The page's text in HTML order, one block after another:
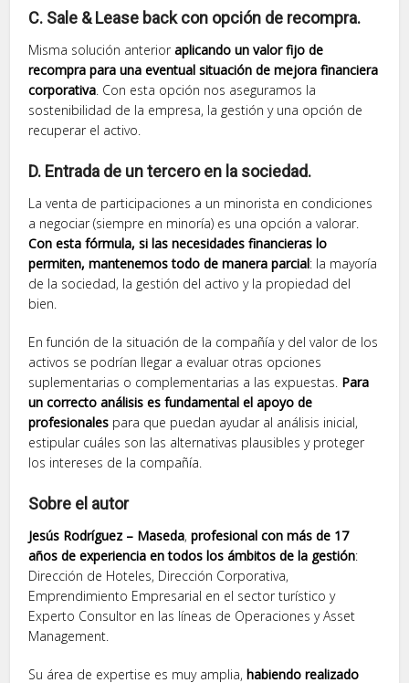
C. Sale & Lease back con opción de recompra.
Misma solución anterioraplicando un valor fijo de
recompra para una eventual situación de mejora financiera
corporativa . Con esta opción nos aseguramos la
sostenibilidad de la empresa, la gestión y una opción de
recuperar el activo.
D. Entrada de un tercero en la sociedad.
La venta de participaciones a un minorista en condiciones
a negociar (siempre en minoría) es una opción a valorar.
Con esta fórmula, si las necesidades financieras lo
permiten, mantenemos todo de manera parcial: la mayoría
de la sociedad, la gestión del activo y la propiedad del
bien.
En función de la situación de la compañía y del valor de los
activos se podrían llegar a evaluar otras opciones
suplementarias o complementarias a las expuestas. Para
un correcto análisis es fundamental el apoyo de
profesionales para que puedan ayudar al análisis inicial,
estipular cuáles son las alternativas plausibles y proteger
los intereses de la compañía.
Sobre el autor
Jesús Rodríguez – Maseda,profesional con más de 17
años de experiencia en todos los ámbitos de la gestión:
Dirección de Hoteles, Dirección Corporativa,
Emprendimiento Empresarial en el sector turístico y
Experto Consultor en las líneas de Operaciones y Asset
Management.
Su área de expertise es muy amplia,habiendo realizado